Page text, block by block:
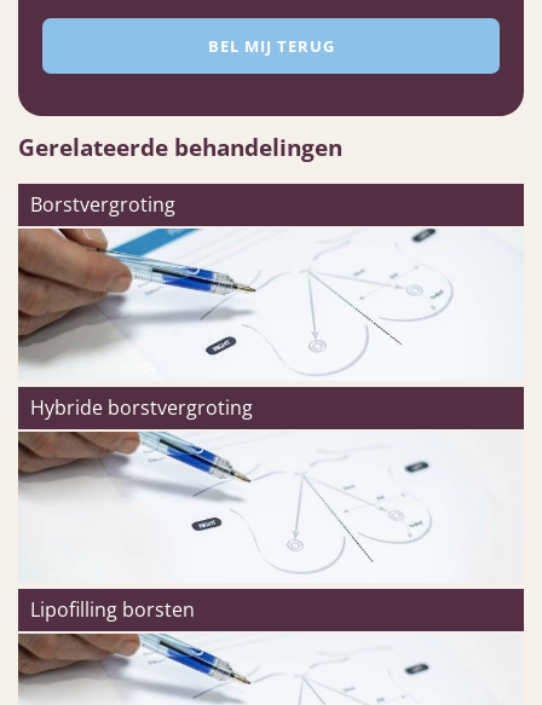
Gerelateerde behandelingen
Borstvergroting
Hybride borstvergroting
Lipofilling borsten